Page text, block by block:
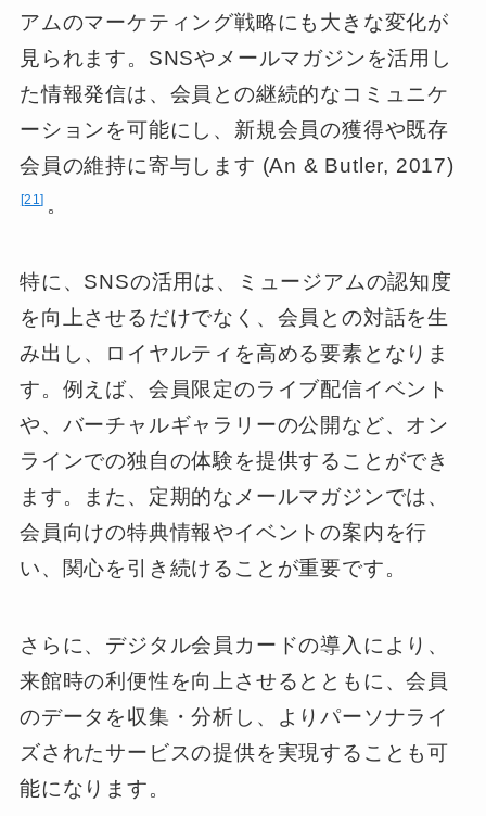
アムのマーケティング戦略にも大きな変化が
見られます。SNSやメールマガジンを活用し
た情報発信は、会員との継続的なコミュニケ
ーションを可能にし、新規会員の獲得や既存
会員の維持に寄与します (An & Butler, 2017)
21 。
特に、SNSの活用は、ミュージアムの認知度
を向上させるだけでなく、会員との対話を生
み出し、ロイヤルティを高める要素となりま
す。例えば、会員限定のライブ配信イベント
や、バーチャルギャラリーの公開など、オン
ラインでの独自の体験を提供することができ
ます。また、定期的なメールマガジンでは、
会員向けの特典情報やイベントの案内を行
い、関心を引き続けることが重要です。
さらに、デジタル会員カードの導入により、
来館時の利便性を向上させるとともに、会員
のデータを収集・分析し、よりパーソナライ
ズされたサービスの提供を実現することも可
能になります。